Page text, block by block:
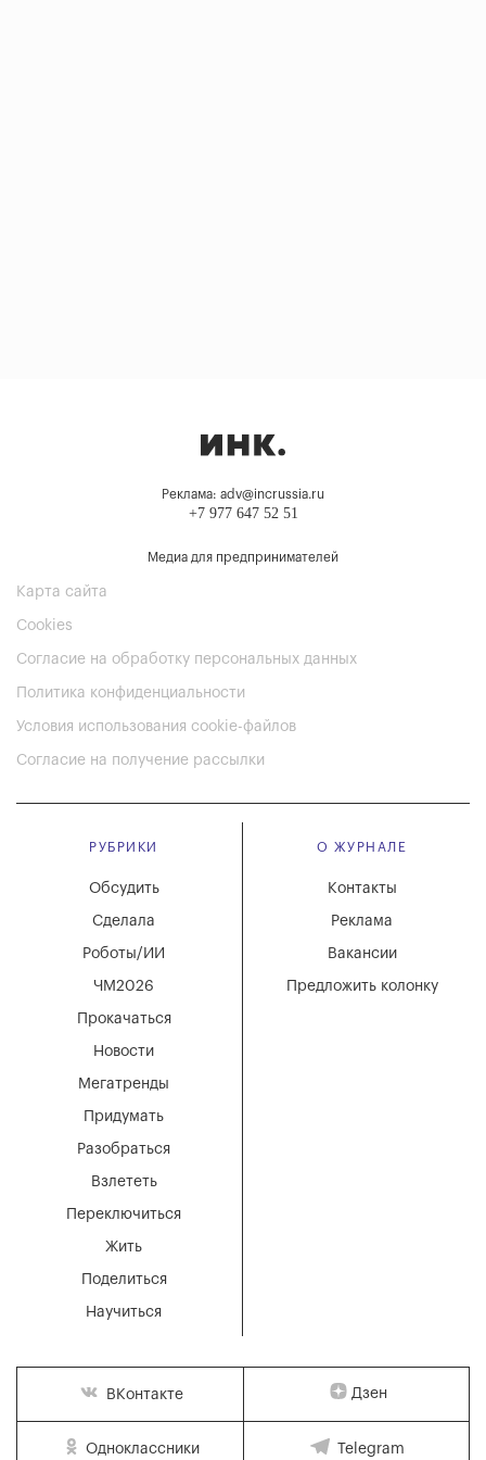
Реклама: adv@incrussia.ru
+7 977 647 52 51
Медиа для предпринимателей
Карта сайта
Cookies
Согласие на обработку персональных данных
Политика конфиденциальности
Условия использования cookie-файлов
Согласие на получение рассылки
РУБРИКИ
Мегатренды
Придумать
Разобраться
Взлететь
Новости
Переключиться
Жить
Поделиться
Научиться
Обсудить
Сделала
Роботы/ИИ
ЧМ2026
Прокачаться
О ЖУРНАЛЕ
Вакансии
Реклама
Контакты
Предложить колонку
ВКонтакте Дзен
Одноклассники Telegram